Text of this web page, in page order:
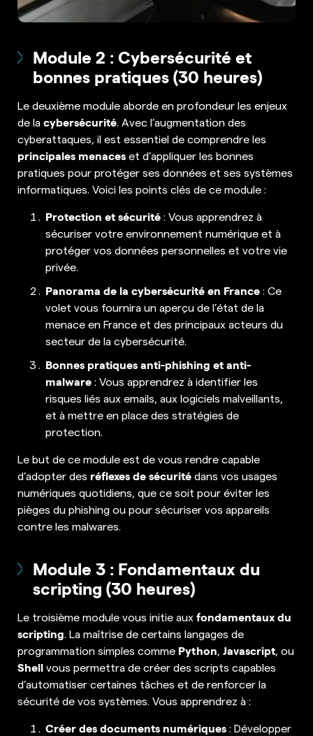
Module 2 : Cybersécurité et
bonnes pratiques (30 heures)
Le deuxième module aborde en profondeur les enjeux
de la cybersécurité . Avec l’augmentation des
cyberattaques, il est essentiel de comprendre les
principales menaces et d’appliquer les bonnes
pratiques pour protéger ses données et ses systèmes
informatiques. Voici les points clés de ce module :
Protection et sécurité : Vous apprendrez à
sécuriser votre environnement numérique et à
protéger vos données personnelles et votre vie
privée.
Panorama de la cybersécurité en France : Ce
volet vous fournira un aperçu de l’état de la
menace en France et des principaux acteurs du
secteur de la cybersécurité.
Bonnes pratiques anti-phishing et anti-
malware : Vous apprendrez à identifier les
risques liés aux emails, aux logiciels malveillants,
et à mettre en place des stratégies de
protection.
Le but de ce module est de vous rendre capable
d’adopter des réflexes de sécurité dans vos usages
numériques quotidiens, que ce soit pour éviter les
pièges du phishing ou pour sécuriser vos appareils
contre les malwares.
Module 3 : Fondamentaux du
scripting (30 heures)
Le troisième module vous initie aux fondamentaux du
scripting . La maîtrise de certains langages de
programmation simples comme Python Javascript , ou
Shell vous permettra de créer des scripts capables
d’automatiser certaines tâches et de renforcer la
sécurité de vos systèmes. Vous apprendrez à :
Créer des documents numériques : Développer